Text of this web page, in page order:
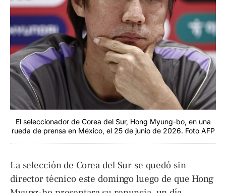
El seleccionador de Corea del Sur, Hong Myung-bo, en una
rueda de prensa en México, el 25 de junio de 2026. Foto AFP
La selección de Corea del Sur se quedó sin
director técnico este domingo luego de que Hong